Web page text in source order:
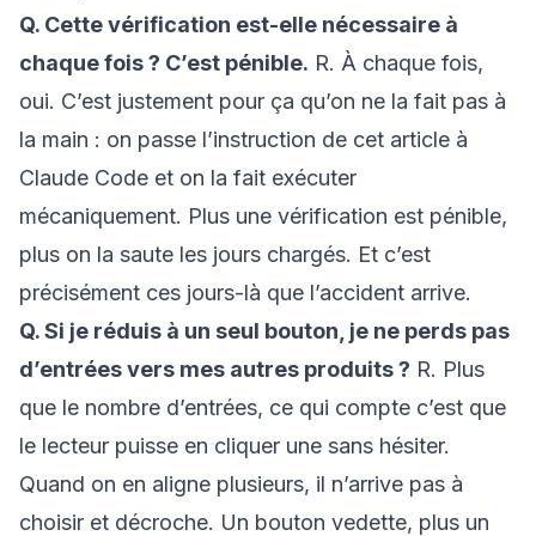
Q. Cette vérification est-elle nécessaire à
chaque fois ? C’est pénible. R. À chaque fois,
oui. C’est justement pour ça qu’on ne la fait pas à
la main : on passe l’instruction de cet article à
Claude Code et on la fait exécuter
mécaniquement. Plus une vérification est pénible,
plus on la saute les jours chargés. Et c’est
précisément ces jours-là que l’accident arrive.
Q. Si je réduis à un seul bouton, je ne perds pas
d’entrées vers mes autres produits ? R. Plus
que le nombre d’entrées, ce qui compte c’est que
le lecteur puisse en cliquer une sans hésiter.
Quand on en aligne plusieurs, il n’arrive pas à
choisir et décroche. Un bouton vedette, plus un